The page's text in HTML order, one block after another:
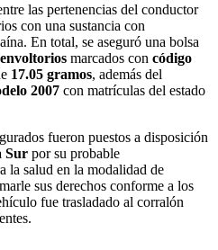
las pertenencias del conductor
con una sustancia con
En total, se aseguró una bolsa
marcados con código
17.05 gramos, además del
2007 con matrículas del estado
fueron puestos a disposición
Sur por su probable
la salud en la modalidad de
sus derechos conforme a los
fue trasladado al corralón